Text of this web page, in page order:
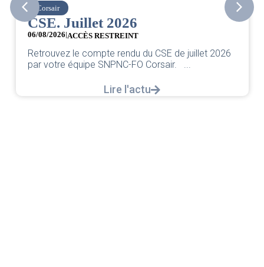
Corsair
CSE. Juillet 2026
06/08/2026|ACCÈS RESTREINT
Retrouvez le compte rendu du CSE de juillet 2026
par votre équipe SNPNC-FO Corsair. ...
Lire l'actu